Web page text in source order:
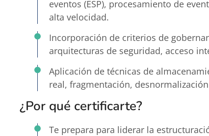
eventos (ESP), procesamiento de
alta velocidad.
Incorporación de criterios de
arquitecturas de seguridad, acceso
Aplicación de técnicas de
real, fragmentación,
¿Por qué certificarte?
Te prepara para liderar la